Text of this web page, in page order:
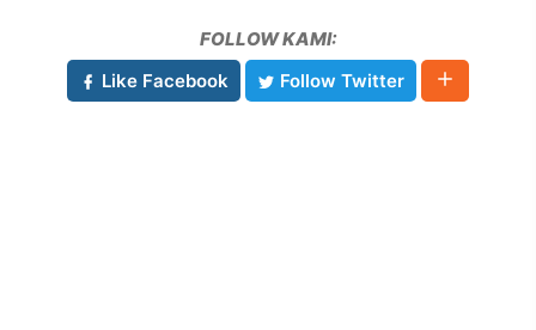
FOLLOW KAMI:
Like Facebook
Follow Twitter